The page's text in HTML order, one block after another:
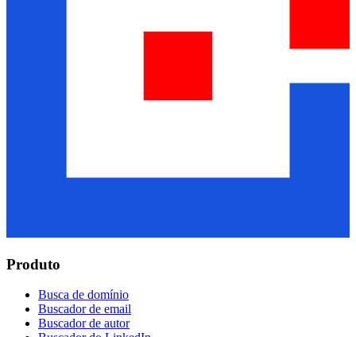
Produto
Busca de domínio
Buscador de email
Buscador de autor